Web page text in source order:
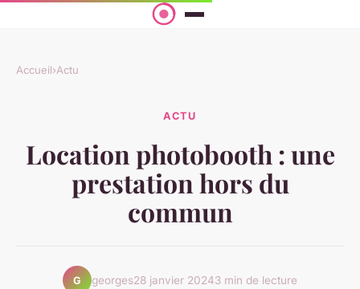
Accueil›Actu
ACTU
Location photobooth : une
prestation hors du
commun
G georges28 janvier 20243 min de lecture